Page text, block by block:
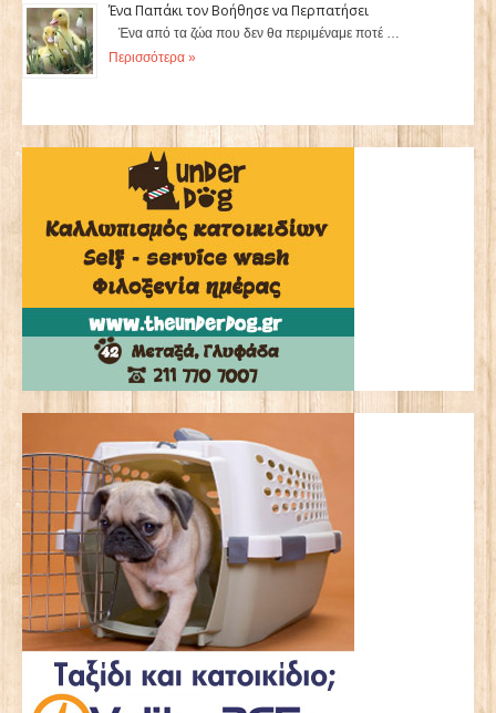
Ένα Παπάκι τον Βοήθησε να Περπατήσει
Ένα από τα ζώα που δεν θα περιμέναμε ποτέ …
Περισσότερα »